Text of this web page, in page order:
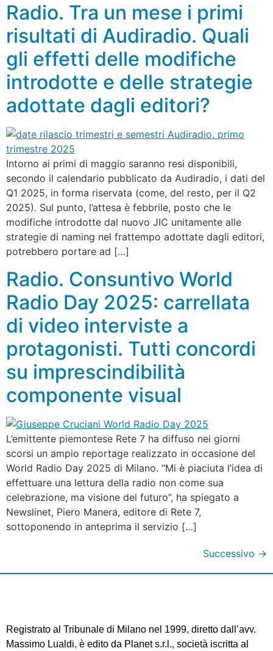
Radio. Tra un mese i primi
risultati di Audiradio. Quali
gli effetti delle modifiche
introdotte e delle strategie
adottate dagli editori?
Intorno ai primi di maggio saranno resi disponibili,
secondo il calendario pubblicato da Audiradio, i dati del
Q1 2025, in forma riservata (come, del resto, per il Q2
2025). Sul punto, l’attesa è febbrile, posto che le
modifiche introdotte dal nuovo JIC unitamente alle
strategie di naming nel frattempo adottate dagli editori,
potrebbero portare ad […]
Radio. Consuntivo World
Radio Day 2025: carrellata
di video interviste a
protagonisti. Tutti concordi
su imprescindibilità
componente visual
L’emittente piemontese Rete 7 ha diffuso nei giorni
scorsi un ampio reportage realizzato in occasione del
World Radio Day 2025 di Milano. “Mi è piaciuta l’idea di
effettuare una lettura della radio non come sua
celebrazione, ma visione del futuro”, ha spiegato a
Newslinet, Piero Manera, editore di Rete 7,
sottoponendo in anteprima il servizio […]
Successivo →
Registrato al Tribunale di Milano nel 1999, diretto dall’avv.
Massimo Lualdi, è edito da Planet s.r.l., società iscritta al